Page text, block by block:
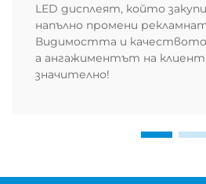
LED дисплеят, който
напълно промени
Видимостта и качеството
а ангажиментът на
значително!